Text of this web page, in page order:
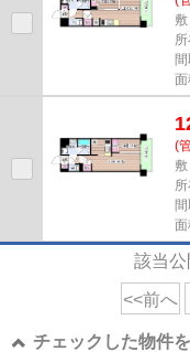
面
(
面
該当
<<前へ
チェックした物件